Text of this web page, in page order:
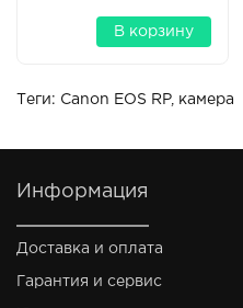
В корзину
Теги: Canon EOS RP, камера
Информация
Доставка и оплата
Гарантия и сервис